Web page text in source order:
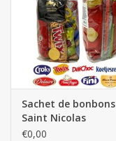
Sachet de bonbons
Saint Nicolas
€0,00